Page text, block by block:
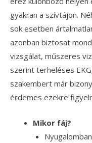
gyakran a szívtájon.
sok esetben
azonban biztosat
vizsgálat, műszeres
szerint terheléses
szakembert már
érdemes ezekre
Mikor fáj?